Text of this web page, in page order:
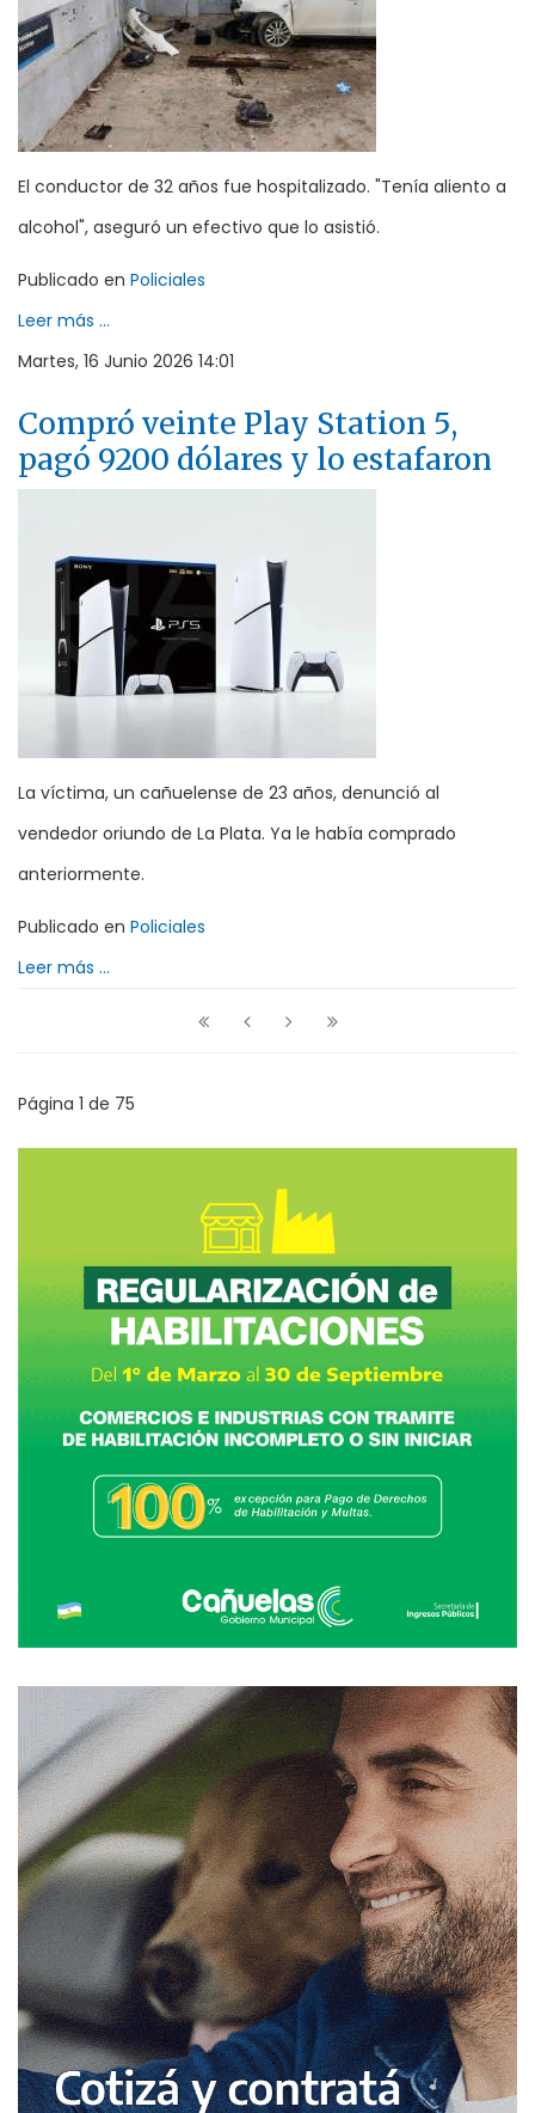
El conductor de 32 años fue hospitalizado. "Tenía aliento a
alcohol", aseguró un efectivo que lo asistió.
Publicado en Policiales
Leer más ...
Martes, 16 Junio 2026 14:01
Compró veinte Play Station 5,
pagó 9200 dólares y lo estafaron
La víctima, un cañuelense de 23 años, denunció al
vendedor oriundo de La Plata. Ya le había comprado
anteriormente.
Publicado en Policiales
Leer más ...
Página 1 de 75